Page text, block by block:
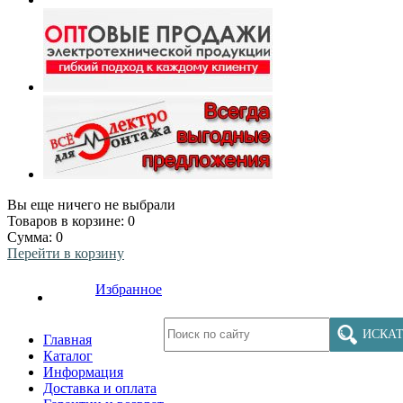
Вы еще ничего не выбрали
Товаров в корзине: 0
Сумма: 0
Перейти в корзину
Избранное
Главная
Каталог
Информация
Доставка и оплата